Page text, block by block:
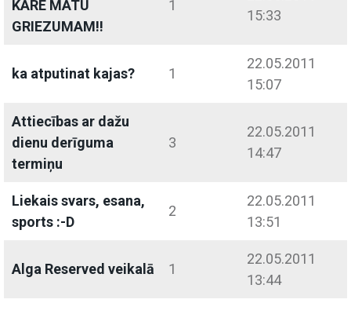
KARE MATU
GRIEZUMAM!!
1
15:33
ka atputinat kajas? 1
22.05.2011
15:07
Attiecības ar dažu
dienu derīguma
termiņu
3
22.05.2011
14:47
Liekais svars, esana,
sports :-D
2
22.05.2011
13:51
Alga Reserved veikalā 1
22.05.2011
13:44